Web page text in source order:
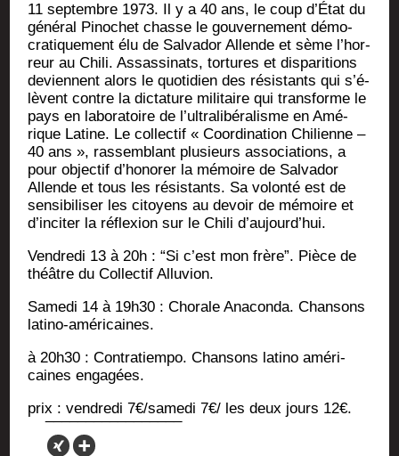
11 sep­tembre 1973. Il y a 40 ans, le coup d’État du
géné­ral Pino­chet chasse le gou­ver­ne­ment démo­
cra­ti­que­ment élu de Sal­va­dor Allende et sème l’hor­
reur au Chi­li. Assas­si­nats, tor­tures et dis­pa­ri­tions
deviennent alors le quo­ti­dien des résis­tants qui s’é­
lèvent contre la dic­ta­ture mili­taire qui trans­forme le
pays en labo­ra­toire de l’ul­tra­li­bé­ra­lisme en Amé­
rique Latine. Le col­lec­tif « Coor­di­na­tion Chi­lienne –
40 ans », ras­sem­blant plu­sieurs asso­cia­tions, a
pour objec­tif d’ho­no­rer la mémoire de Sal­va­dor
Allende et tous les résis­tants. Sa volon­té est de
sen­si­bi­li­ser les citoyens au devoir de mémoire et
d’in­ci­ter la réflexion sur le Chi­li d’aujourd’hui.
Ven­dre­di 13 à 20h : “Si c’est mon frère”. Pièce de
théâtre du Col­lec­tif Alluvion.
Same­di 14 à 19h30 : Cho­rale Ana­con­da. Chan­sons
latino-américaines.
à 20h30 : Contra­tiem­po. Chan­sons lati­no amé­ri­
caines engagées.
prix : ven­dre­di 7€/samedi 7€/ les deux jours 12€.